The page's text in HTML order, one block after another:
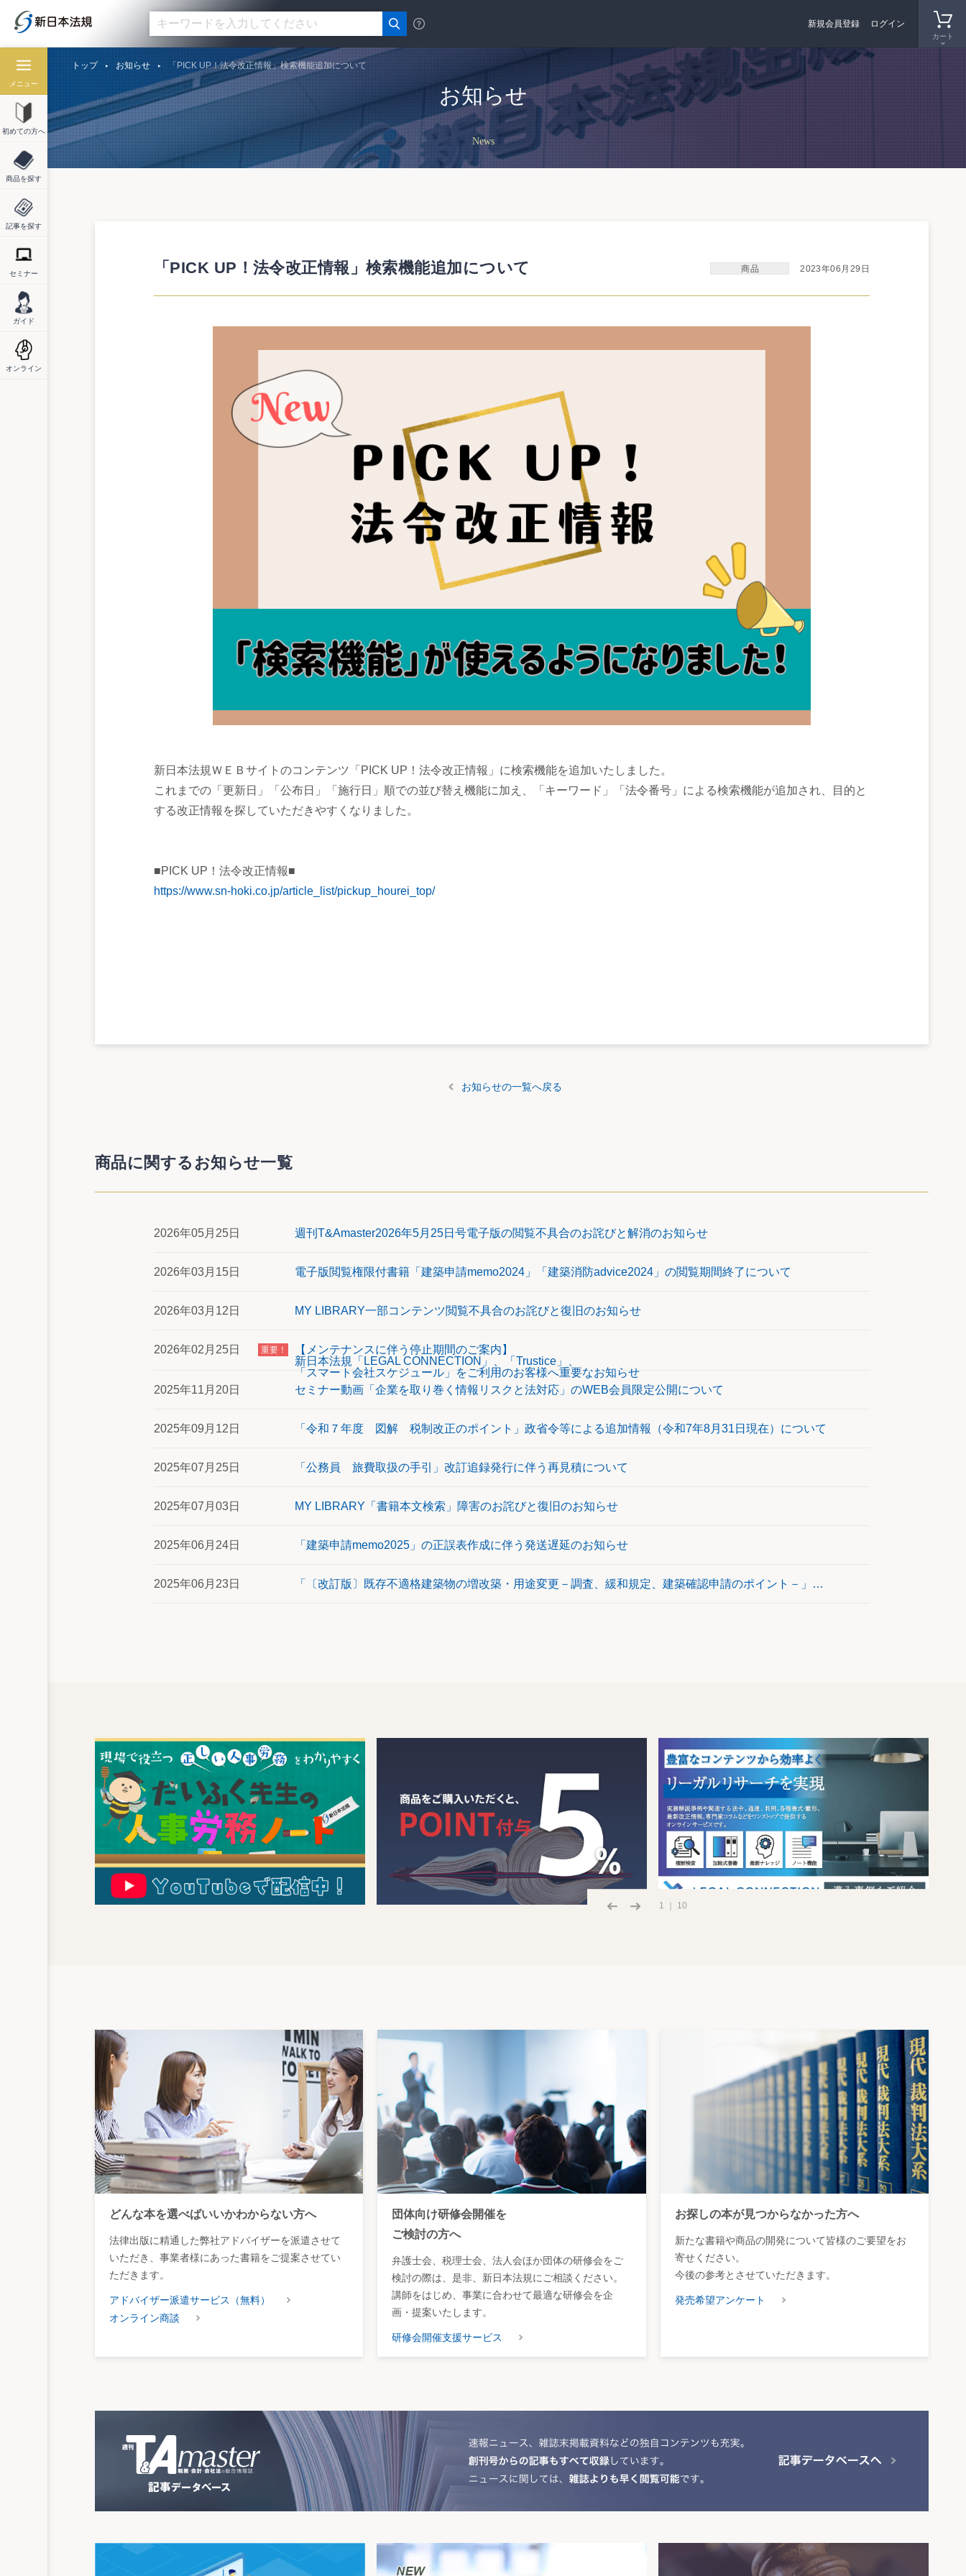
カート
新規会員登録 ログイン
メニュー
初めての方へ
商品を探す
記事を探す
セミナー
ガイド
オンライン
お知らせ
News
トップ お知らせ 「PICK UP！法令改正情報」検索機能追加について
「PICK UP！法令改正情報」検索機能追加について 商品 2023年06月29日
新日本法規ＷＥＢサイトのコンテンツ「PICK UP！法令改正情報」に検索機能を追加いたしました。
これまでの「更新日」「公布日」「施行日」順での並び替え機能に加え、「キーワード」「法令番号」による検索機能が追加され、目的と
する改正情報を探していただきやすくなりました。
■PICK UP！法令改正情報■
https://www.sn-hoki.co.jp/article_list/pickup_hourei_top/
お知らせの一覧へ戻る
商品に関するお知らせ一覧
2026年05月25日 週刊T&Amaster2026年5月25日号電子版の閲覧不具合のお詫びと解消のお知らせ
2026年03月15日 電子版閲覧権限付書籍「建築申請memo2024」「建築消防advice2024」の閲覧期間終了について
2026年03月12日 MY LIBRARY一部コンテンツ閲覧不具合のお詫びと復旧のお知らせ
2026年02月25日 重要！
【メンテナンスに伴う停止期間のご案内】
新日本法規「LEGAL CONNECTION」、「Trustice」、
「スマート会社スケジュール」をご利用のお客様へ重要なお知らせ
2025年11月20日
セミナー動画「企業を取り巻く情報リスクと法対応」のWEB会員限定公開について
2025年09月12日 「令和７年度 図解 税制改正のポイント」政省令等による追加情報（令和7年8月31日現在）について
2025年07月25日 「公務員 旅費取扱の手引」改訂追録発行に伴う再見積について
2025年07月03日 MY LIBRARY「書籍本文検索」障害のお詫びと復旧のお知らせ
2025年06月24日 「建築申請memo2025」の正誤表作成に伴う発送遅延のお知らせ
2025年06月23日 「〔改訂版〕既存不適格建築物の増改築・用途変更－調査、緩和規定、建築確認申請のポイント－」と「建築基準法 改正履歴確認のポイント－重要条文・告示と改正のねらい－」同時発送のお知らせ
1 ｜ 10
どんな本を選べばいいかわからない方へ
法律出版に精通した弊社アドバイザーを派遣させて
いただき、事業者様にあった書籍をご提案させてい
ただきます。
アドバイザー派遣サービス（無料）
オンライン商談
団体向け研修会開催を
ご検討の方へ
弁護士会、税理士会、法人会ほか団体の研修会をご
検討の際は、是非、新日本法規にご相談ください。
講師をはじめ、事業に合わせて最適な研修会を企
画・提案いたします。
研修会開催支援サービス
お探しの本が見つからなかった方へ
新たな書籍や商品の開発について皆様のご要望をお
寄せください。
今後の参考とさせていただきます。
発売希望アンケート